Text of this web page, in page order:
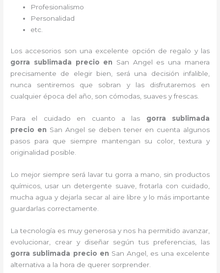
Profesionalismo
Personalidad
etc.
Los accesorios son una excelente opción de regalo y las
gorra sublimada precio en San Angel es una manera
precisamente de elegir bien, será una decisión infalible,
nunca sentiremos que sobran y las disfrutaremos en
cualquier época del año, son cómodas, suaves y frescas.
Para el cuidado en cuanto a las gorra sublimada
precio en San Angel se deben tener en cuenta algunos
pasos para que siempre mantengan su color, textura y
originalidad posible.
Lo mejor siempre será lavar tu gorra a mano, sin productos
químicos, usar un detergente suave, frotarla con cuidado,
mucha agua y dejarla secar al aire libre y lo más importante
guardarlas correctamente.
La tecnología es muy generosa y nos ha permitido avanzar,
evolucionar, crear y diseñar según tus preferencias, las
gorra sublimada precio en San Angel, es una excelente
alternativa a la hora de querer sorprender.